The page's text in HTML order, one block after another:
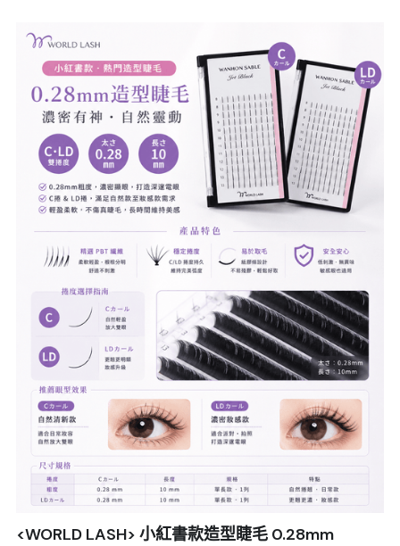
<WORLD LASH> 小紅書款造型睫毛 0.28mm